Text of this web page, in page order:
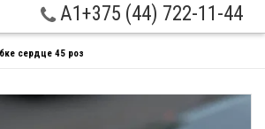
A1+375 (44) 722-11-44
сердце 45 роз